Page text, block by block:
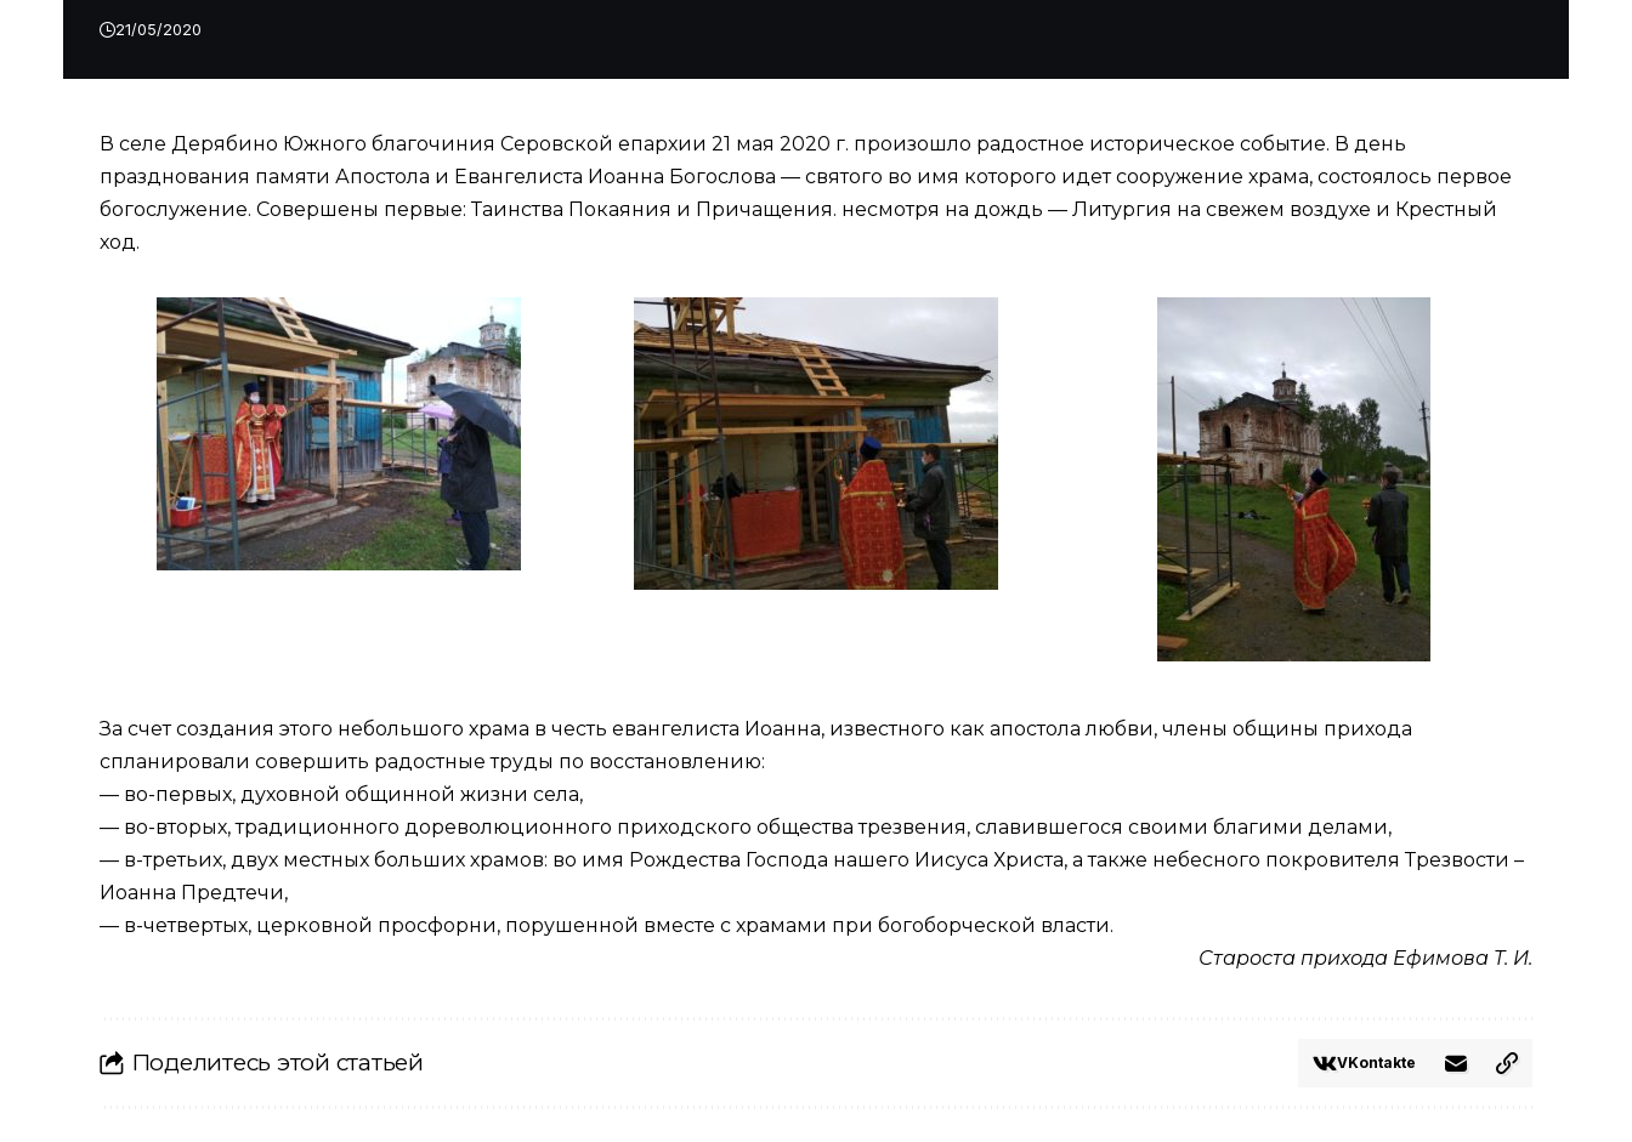
21/05/2020
В селе Дерябино Южного благочиния Серовской епархии 21 мая 2020 г. произошло радостное историческое событие. В день
празднования памяти Апостола и Евангелиста Иоанна Богослова — святого во имя которого идет сооружение храма, состоялось первое
богослужение. Совершены первые: Таинства Покаяния и Причащения. несмотря на дождь — Литургия на свежем воздухе и Крестный
ход.
За счет создания этого небольшого храма в честь евангелиста Иоанна, известного как апостола любви, члены общины прихода
спланировали совершить радостные труды по восстановлению:
— во-первых, духовной общинной жизни села,
— во-вторых, традиционного дореволюционного приходского общества трезвения, славившегося своими благими делами,
— в-третьих, двух местных больших храмов: во имя Рождества Господа нашего Иисуса Христа, а также небесного покровителя Трезвости –
Иоанна Предтечи,
— в-четвертых, церковной просфорни, порушенной вместе с храмами при богоборческой власти.
Староста прихода Ефимова Т. И.
Поделитесь этой статьей VKontakte